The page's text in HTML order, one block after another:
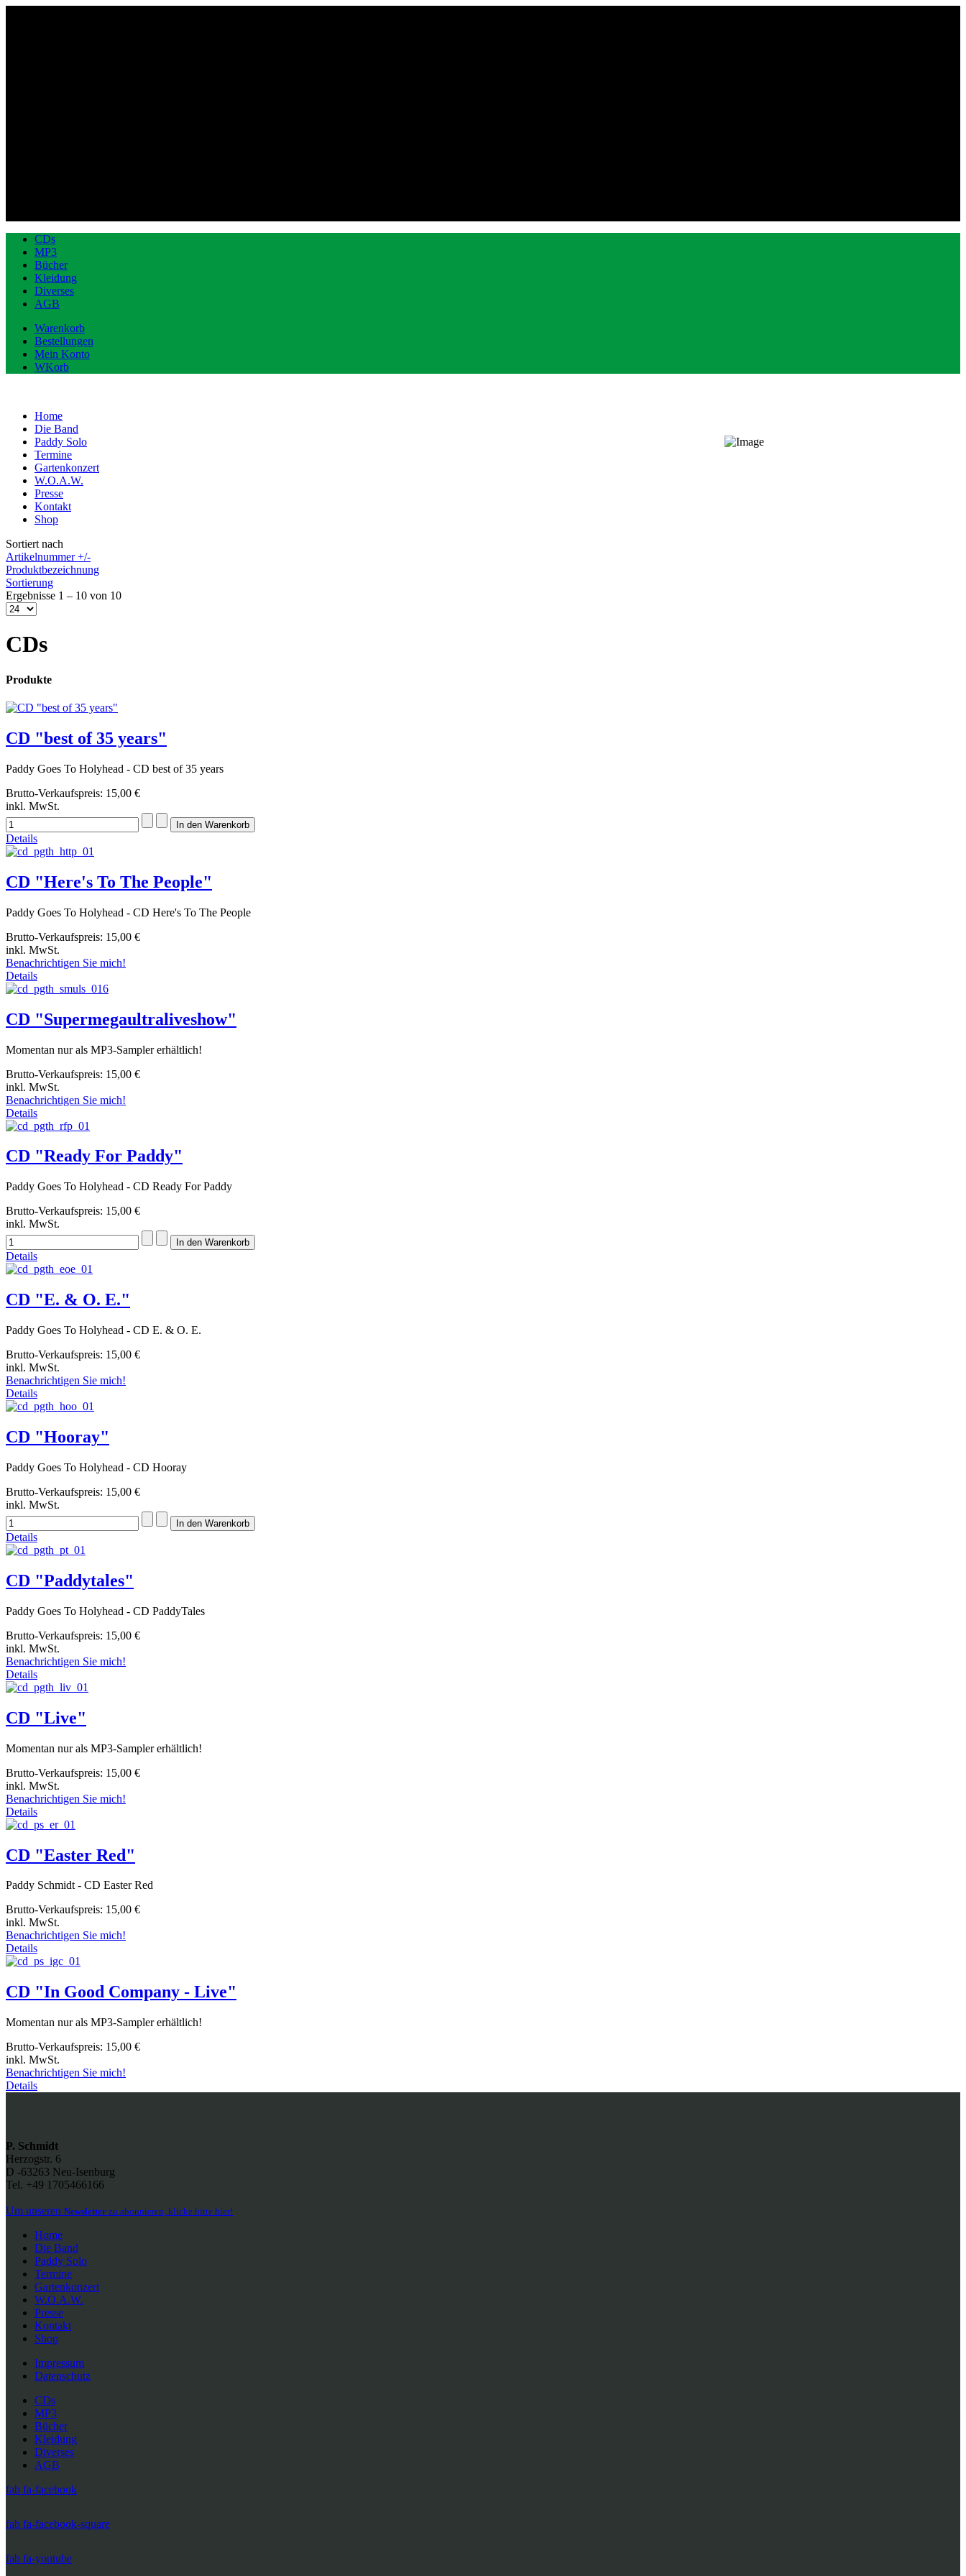
CDs
MP3
Bücher
Kleidung
Diverses
AGB
Warenkorb
Bestellungen
Mein Konto
WKorb
Home
Die Band
Paddy Solo
Termine
Gartenkonzert
W.O.A.W.
Presse
Kontakt
Shop
Sortiert nach
Artikelnummer +/-
Produktbezeichnung
Sortierung
Ergebnisse 1 – 10 von 10
CDs
Produkte
CD "best of 35 years"
Paddy Goes To Holyhead - CD best of 35 years
Brutto-Verkaufspreis: 15,00 €
inkl. MwSt.
Details
CD "Here's To The People"
Paddy Goes To Holyhead - CD Here's To The People
Brutto-Verkaufspreis: 15,00 €
inkl. MwSt.
Benachrichtigen Sie mich!
Details
CD "Supermegaultraliveshow"
Momentan nur als MP3-Sampler erhältlich!
Brutto-Verkaufspreis: 15,00 €
inkl. MwSt.
Benachrichtigen Sie mich!
Details
CD "Ready For Paddy"
Paddy Goes To Holyhead - CD Ready For Paddy
Brutto-Verkaufspreis: 15,00 €
inkl. MwSt.
Details
CD "E. & O. E."
Paddy Goes To Holyhead - CD E. & O. E.
Brutto-Verkaufspreis: 15,00 €
inkl. MwSt.
Benachrichtigen Sie mich!
Details
CD "Hooray"
Paddy Goes To Holyhead - CD Hooray
Brutto-Verkaufspreis: 15,00 €
inkl. MwSt.
Details
CD "Paddytales"
Paddy Goes To Holyhead - CD PaddyTales
Brutto-Verkaufspreis: 15,00 €
inkl. MwSt.
Benachrichtigen Sie mich!
Details
CD "Live"
Momentan nur als MP3-Sampler erhältlich!
Brutto-Verkaufspreis: 15,00 €
inkl. MwSt.
Benachrichtigen Sie mich!
Details
CD "Easter Red"
Paddy Schmidt - CD Easter Red
Brutto-Verkaufspreis: 15,00 €
inkl. MwSt.
Benachrichtigen Sie mich!
Details
CD "In Good Company - Live"
Momentan nur als MP3-Sampler erhältlich!
Brutto-Verkaufspreis: 15,00 €
inkl. MwSt.
Benachrichtigen Sie mich!
Details
P. Schmidt
Herzogstr. 6
D -63263 Neu-Isenburg
Tel. +49 1705466166
Um unseren Newsletter zu abonnieren, klicke bitte hier!
Home
Die Band
Paddy Solo
Termine
Gartenkonzert
W.O.A.W.
Presse
Kontakt
Shop
Impressum
Datenschutz
CDs
MP3
Bücher
Kleidung
Diverses
AGB
fab fa-facebook
fab fa-facebook-square
fab fa-youtube